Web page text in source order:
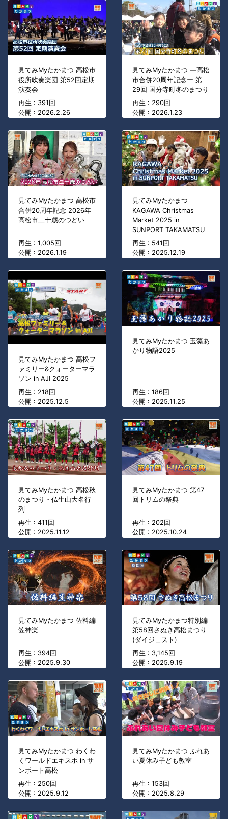
見てみMyたかまつ 高松市
役所吹奏楽団 第52回定期
演奏会
再生 : 391回
公開 : 2026.2.26
見てみMyたかまつ ―高松
市合併20周年記念ー 第
29回 国分寺町冬のまつり
再生 : 290回
公開 : 2026.1.23
見てみMyたかまつ 高松市
合併20周年記念 2026年
高松市二十歳のつどい
再生 : 1,005回
公開 : 2026.1.19
見てみMyたかまつ
KAGAWA Christmas
Market 2025 in
SUNPORT TAKAMATSU
再生 : 541回
公開 : 2025.12.19
見てみMyたかまつ 高松フ
ァミリー&クォーターマラ
ソン in AJI 2025
再生 : 218回
公開 : 2025.12.5
見てみMyたかまつ 玉藻あ
かり物語2025
再生 : 186回
公開 : 2025.11.25
見てみMyたかまつ 高松秋
のまつり・仏生山大名行
列
再生 : 411回
公開 : 2025.11.12
見てみMyたかまつ 第47
回トリムの祭典
再生 : 202回
公開 : 2025.10.24
見てみMyたかまつ 佐料編
笠神楽
再生 : 394回
公開 : 2025.9.30
見てみMyたかまつ特別編
第58回さぬき高松まつり
(ダイジェスト)
再生 : 3,145回
公開 : 2025.9.19
見てみMyたかまつ わくわ
くワールドエキスポ in サ
ンポート高松
再生 : 250回
公開 : 2025.9.12
見てみMyたかまつ ふれあ
い夏休み子ども教室
再生 : 153回
公開 : 2025.8.29